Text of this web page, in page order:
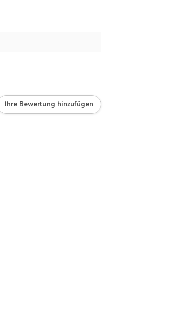
Ihre Bewertung hinzufügen